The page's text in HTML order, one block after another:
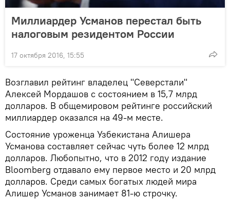
Миллиардер Усманов перестал быть
налоговым резидентом России
17 октября 2016, 15:55
Возглавил рейтинг владелец "Северстали"
Алексей Мордашов с состоянием в 15,7 млрд
долларов. В общемировом рейтинге российский
миллиардер оказался на 49-м месте.
Состояние уроженца Узбекистана Алишера
Усманова составляет сейчас чуть более 12 млрд
долларов. Любопытно, что в 2012 году издание
Bloomberg отдавало ему первое место и 20 млрд
долларов. Среди самых богатых людей мира
Алишер Усманов занимает 81-ю строчку.